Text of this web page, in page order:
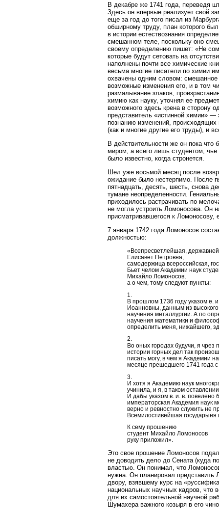
В декабре же 1741 года, переведя
Здесь он впервые реализует свой
еще за год до того писал из
обширному труду, план которого
в истории естествознания
смешанном теле, поскольку оно
своему определению пишет: «Не
которые будут сетовать на
наполнены почти все химические
весьма многие писатели по химии
охвачены одним словом:
возможные изменения его, и в том
размалывание злаков,
химию как науку, уточняя ее
возможного здесь крена в сторону
представитель «истинной химии»
познанию изменений,
(как и многие другие его труды), и
В действительности же он пока
миром, а всего лишь студентом,
было известно, когда стронется.
Шел уже восьмой месяц после
ожидание было нестерпимо. После
пятнадцать, десять, шесть, снова
тумане неопределенности.
приходилось растрачивать по
не могла устроить Ломоносова. Он
присматривавшегося к Ломоносову,
7 января 1742 года Ломоносов
должностью:
«Всепресветлейшая,
Елисавет Петровна,
самодержица всероссийская,
Бьет челом Академии наук
Михайло Ломоносов,
а о чем, тому следуют пункты:
1.
В прошлом 1736 году указом е.
Иоанновны, данным из
научения металлургии. А по
научения математики и
определить меня, нижайшего,
2.
Во оных городах будучи, я чрез
истории горных дел так
писать могу, в чем я Академии
месяце прешедшего 1741 года
3.
И хотя я Академию наук
учинила, и я, в таком
И дабы указом в. и. в. повелено
императорская Академия наук
верно и ревностно служить не
Всемилостивейшая
К сему прошению
студент Михайло Ломоносов
руку приложил».
Это свое прошение Ломоносов
не доводить дело до Сената (куда
властью. Он понимал, что
нужна. Он планировал представить
двору, взявшему курс на
национальных научных кадров, что
для их самостоятельной научной
Шумахера важного козыря в его